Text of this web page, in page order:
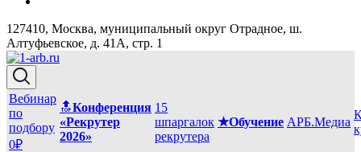
127410, Москва, муниципальный округ Отрадное, ш.
Алтуфьевское, д. 41А, стр. 1
Вебинар
по
подбору
0₽
🔝Конференция
«Рекрутер
2026»
15
шпаргалок
рекрутера
★Обучение АРБ.Медиа